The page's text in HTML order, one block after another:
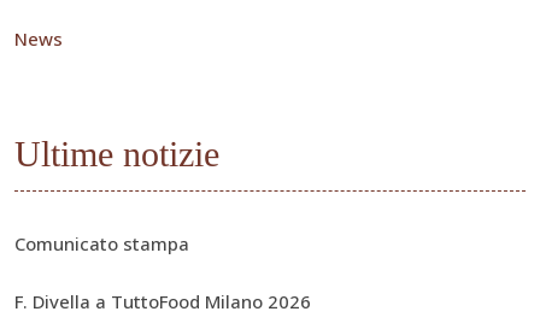
News
Ultime notizie
Comunicato stampa
F. Divella a TuttoFood Milano 2026